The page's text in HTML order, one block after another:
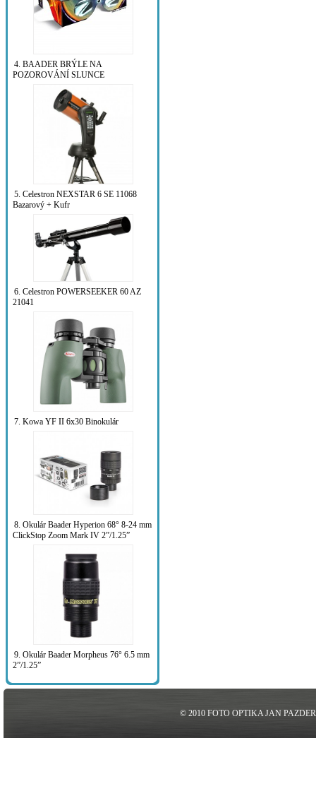
4. BAADER BRÝLE NA
POZOROVÁNÍ SLUNCE
5. Celestron NEXSTAR 6 SE 11068
Bazarový + Kufr
6. Celestron POWERSEEKER 60 AZ
21041
7. Kowa YF II 6x30 Binokulár
8. Okulár Baader Hyperion 68° 8-24 mm
ClickStop Zoom Mark IV 2”/1.25”
9. Okulár Baader Morpheus 76° 6.5 mm
2”/1.25”
© 2010 FOTO OPTIKA JAN